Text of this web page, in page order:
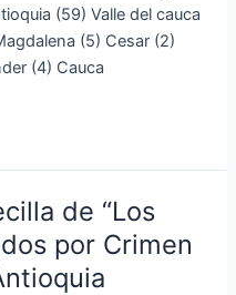
(59) Valle del cauca
(5) Cesar (2)
(4) Cauca
de “Los
por Crimen